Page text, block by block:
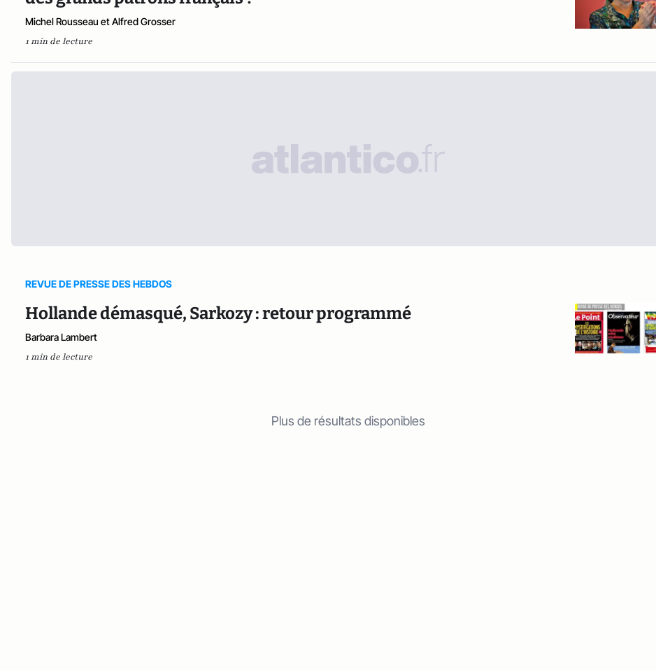
Michel Rousseau et Alfred Grosser
1 min de lecture
REVUE DE PRESSE DES HEBDOS
Hollande démasqué, Sarkozy : retour programmé
Barbara Lambert
1 min de lecture
Plus de résultats disponibles